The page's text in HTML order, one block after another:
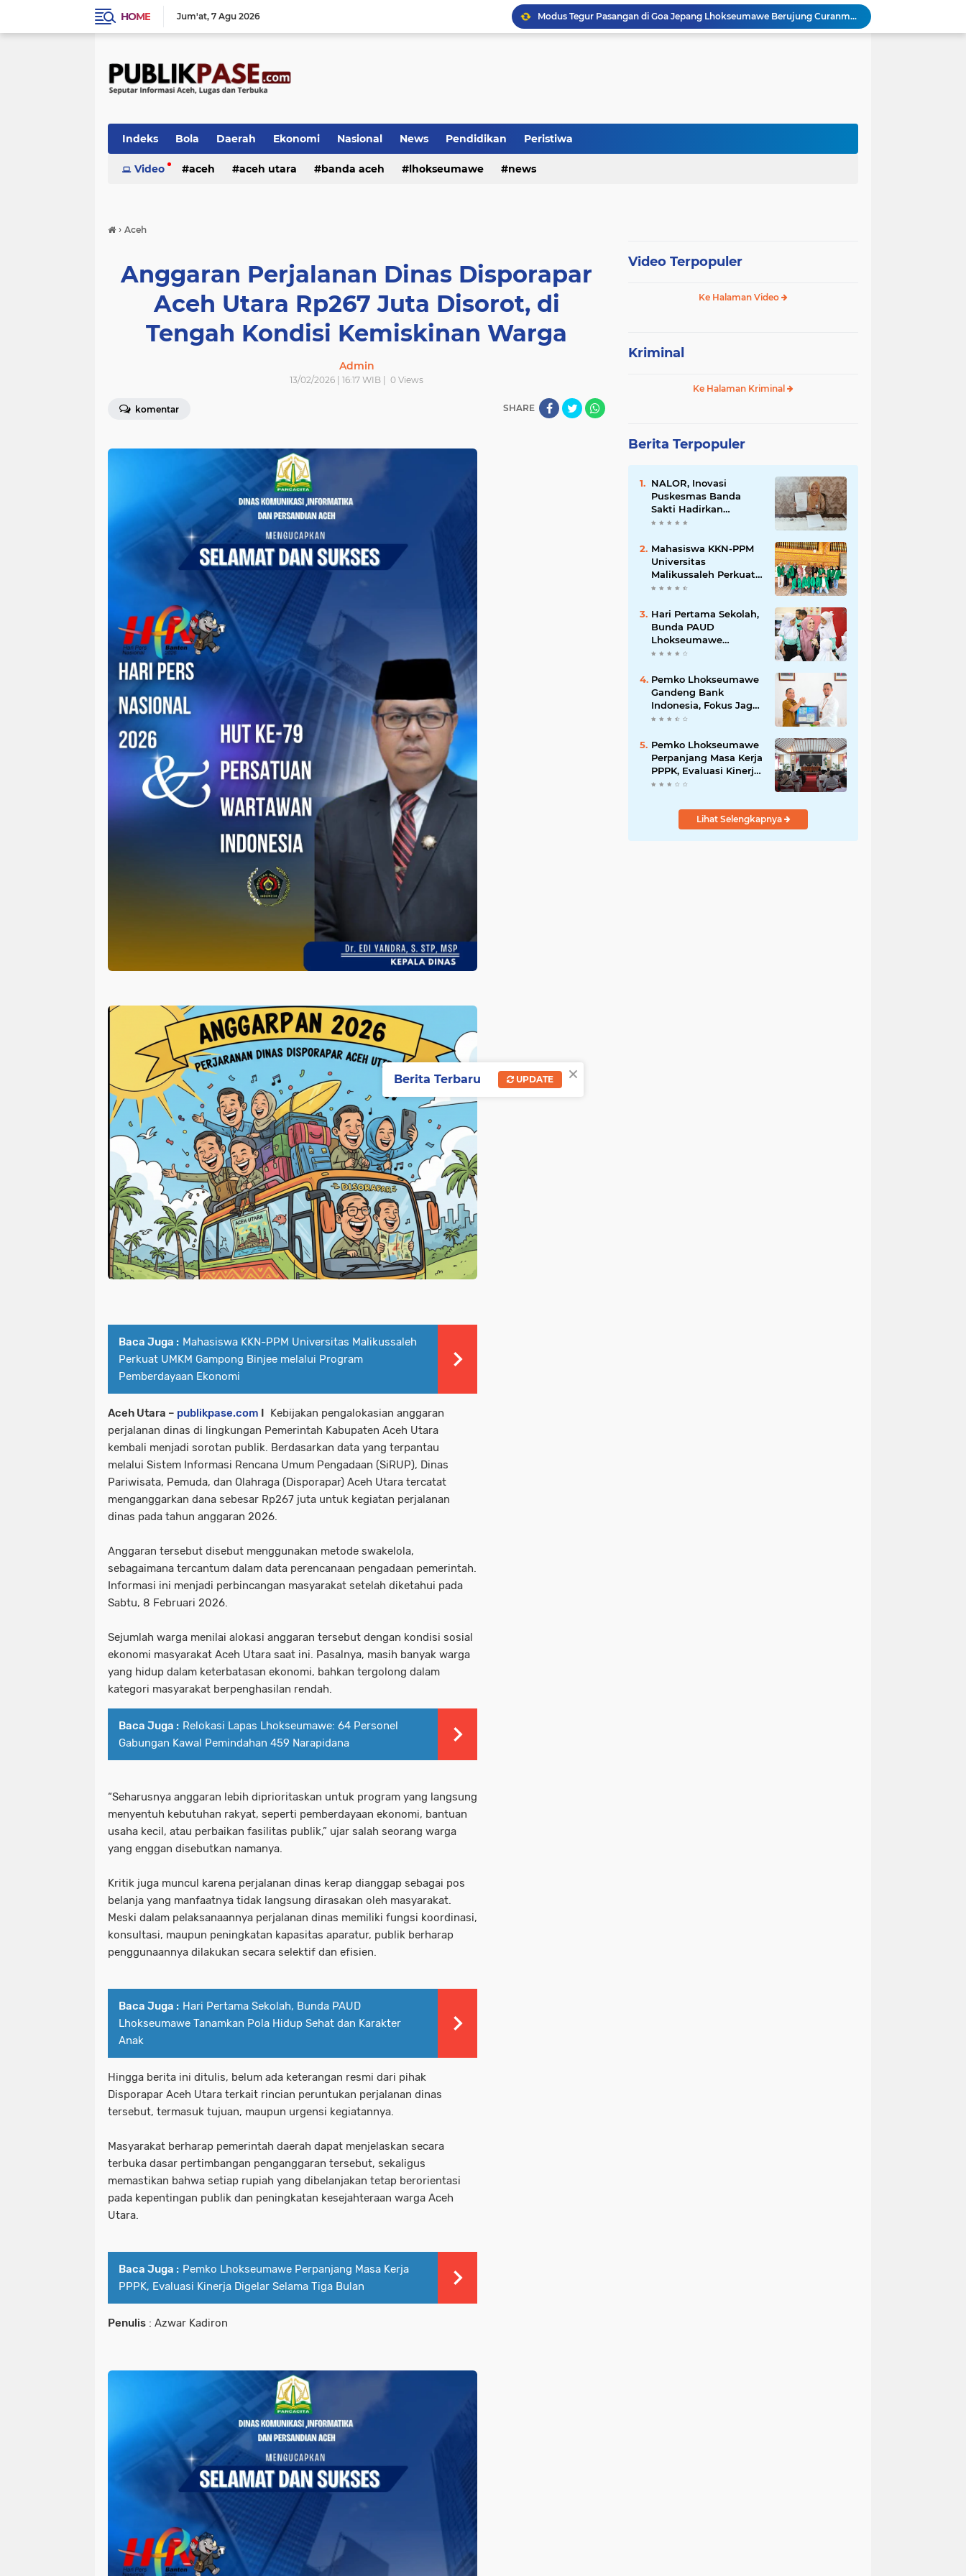
HOME Jum'at 7 Agu 2026
Ayah Kandung Diduga Lakukan Kekerasan Seksual terhadap Anak, Polisi Terus Dalami Kasus
Brimob Batalyon B Pelopor Ajak Warga Pasang Bendera Merah Putih Semarakkan HUT Kemerdekaan RI Ke-81
PUPR Lhokseumawe Benarkan Nama Konsultan Pengawas Tak Dicantumkan di Papan Proyek Gedung Kesenian Rp2,3 Miliar
Indeks Bola Daerah Ekonomi Nasional News Pendidikan Peristiwa
Video aceh aceh utara banda aceh lhokseumawe news
› Aceh
Anggaran Perjalanan Dinas Disporapar
Aceh Utara Rp267 Juta Disorot, di
Tengah Kondisi Kemiskinan Warga
Admin
13/02/2026 | 16:17 WIB | 0 Views
komentar SHARE
Baca Juga : Mahasiswa KKN-PPM Universitas Malikussaleh
Perkuat UMKM Gampong Binjee melalui Program
Pemberdayaan Ekonomi
Aceh Utara – publikpase.com I Kebijakan pengalokasian anggaran
perjalanan dinas di lingkungan Pemerintah Kabupaten Aceh Utara
kembali menjadi sorotan publik. Berdasarkan data yang terpantau
melalui Sistem Informasi Rencana Umum Pengadaan (SiRUP), Dinas
Pariwisata, Pemuda, dan Olahraga (Disporapar) Aceh Utara tercatat
menganggarkan dana sebesar Rp267 juta untuk kegiatan perjalanan
dinas pada tahun anggaran 2026.
Anggaran tersebut disebut menggunakan metode swakelola,
sebagaimana tercantum dalam data perencanaan pengadaan pemerintah.
Informasi ini menjadi perbincangan masyarakat setelah diketahui pada
Sabtu, 8 Februari 2026.
Sejumlah warga menilai alokasi anggaran tersebut dengan kondisi sosial
ekonomi masyarakat Aceh Utara saat ini. Pasalnya, masih banyak warga
yang hidup dalam keterbatasan ekonomi, bahkan tergolong dalam
kategori masyarakat berpenghasilan rendah.
Baca Juga : Relokasi Lapas Lhokseumawe: 64 Personel
Gabungan Kawal Pemindahan 459 Narapidana
“Seharusnya anggaran lebih diprioritaskan untuk program yang langsung
menyentuh kebutuhan rakyat, seperti pemberdayaan ekonomi, bantuan
usaha kecil, atau perbaikan fasilitas publik,” ujar salah seorang warga
yang enggan disebutkan namanya.
Kritik juga muncul karena perjalanan dinas kerap dianggap sebagai pos
belanja yang manfaatnya tidak langsung dirasakan oleh masyarakat.
Meski dalam pelaksanaannya perjalanan dinas memiliki fungsi koordinasi,
konsultasi, maupun peningkatan kapasitas aparatur, publik berharap
penggunaannya dilakukan secara selektif dan efisien.
Baca Juga : Hari Pertama Sekolah, Bunda PAUD
Lhokseumawe Tanamkan Pola Hidup Sehat dan Karakter
Anak
Hingga berita ini ditulis, belum ada keterangan resmi dari pihak
Disporapar Aceh Utara terkait rincian peruntukan perjalanan dinas
tersebut, termasuk tujuan, maupun urgensi kegiatannya.
Masyarakat berharap pemerintah daerah dapat menjelaskan secara
terbuka dasar pertimbangan penganggaran tersebut, sekaligus
memastikan bahwa setiap rupiah yang dibelanjakan tetap berorientasi
pada kepentingan publik dan peningkatan kesejahteraan warga Aceh
Utara.
Baca Juga : Pemko Lhokseumawe Perpanjang Masa Kerja
PPPK, Evaluasi Kinerja Digelar Selama Tiga Bulan
Penulis : Azwar Kadiron
Video Terpopuler
Ke Halaman Video
Kriminal
Ke Halaman Kriminal
Berita Terpopuler
NALOR, Inovasi
Puskesmas Banda
Sakti Hadirkan
Layanan Kesehatan
Lorong Warga
Mahasiswa KKN-PPM
Universitas
Malikussaleh Perkuat
UMKM Gampong
Program
Pemberdayaan
Ekonomi
Hari Pertama Sekolah,
Bunda PAUD
Lhokseumawe
Tanamkan Pola Hidup
Anak
Pemko Lhokseumawe
Gandeng Bank
Indonesia, Fokus Jaga
Inflasi dan Perkuat
Pemko Lhokseumawe
Perpanjang Masa Kerja
PPPK, Evaluasi Kinerja
Digelar Selama Tiga
Lihat Selengkapnya
×
Berita Terbaru UPDATE